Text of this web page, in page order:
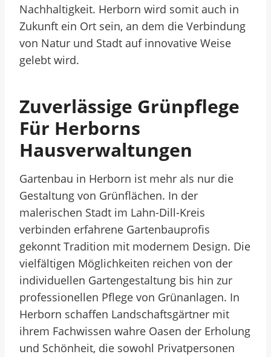
Nachhaltigkeit. Herborn wird somit auch in
Zukunft ein Ort sein, an dem die Verbindung
von Natur und Stadt auf innovative Weise
gelebt wird.
Zuverlässige Grünpflege
Für Herborns
Hausverwaltungen
Gartenbau in Herborn ist mehr als nur die
Gestaltung von Grünflächen. In der
malerischen Stadt im Lahn-Dill-Kreis
verbinden erfahrene Gartenbauprofis
gekonnt Tradition mit modernem Design. Die
vielfältigen Möglichkeiten reichen von der
individuellen Gartengestaltung bis hin zur
professionellen Pflege von Grünanlagen. In
Herborn schaffen Landschaftsgärtner mit
ihrem Fachwissen wahre Oasen der Erholung
und Schönheit, die sowohl Privatpersonen